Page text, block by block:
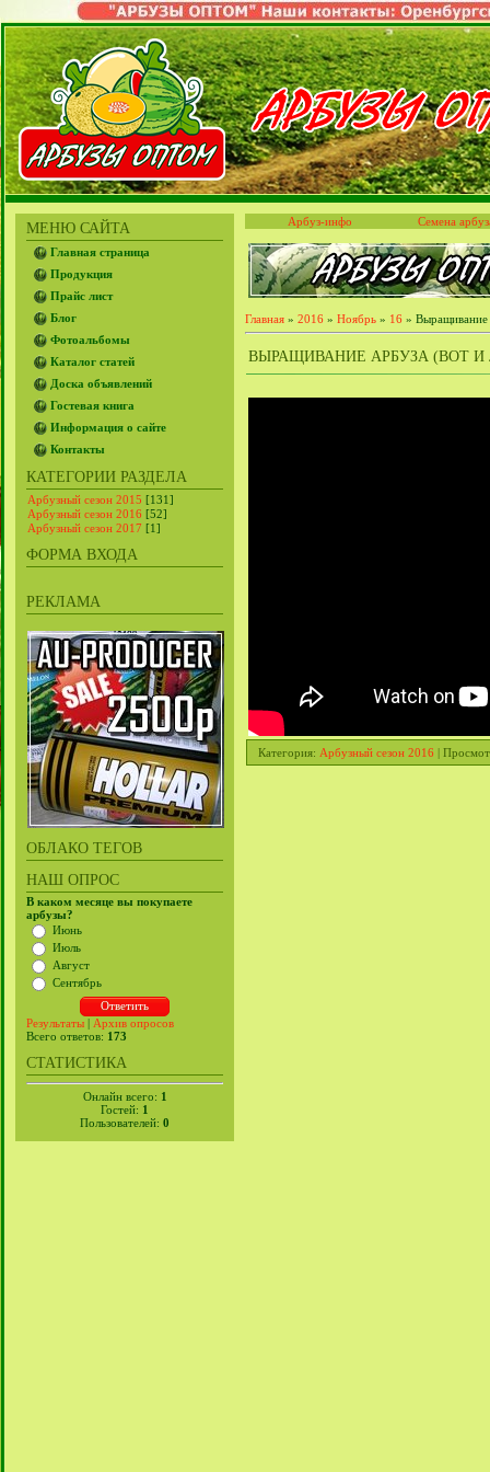
МЕНЮ САЙТА
Главная страница
Продукция
Прайс лист
Блог
Фотоальбомы
Каталог статей
Доска объявлений
Гостевая книга
Информация о сайте
Контакты
КАТЕГОРИИ РАЗДЕЛА
Арбузный сезон 2015 [131]
Арбузный сезон 2016 [52]
Арбузный сезон 2017 [1]
ФОРМА ВХОДА
РЕКЛАМА
ОБЛАКО ТЕГОВ
НАШ ОПРОС
В каком месяце вы покупаете
арбузы?
Июнь
Июль
Август
Сентябрь
Результаты | Архив опросов
Всего ответов: 173
СТАТИСТИКА
Онлайн всего: 1
Гостей: 1
Пользователей: 0
Арбуз-инфо Семена
Главная » 2016 » Ноябрь » 16 » Выращивание
ВЫРАЩИВАНИЕ АРБУЗА (ВОТ
Категория: Арбузный сезон 2016 |